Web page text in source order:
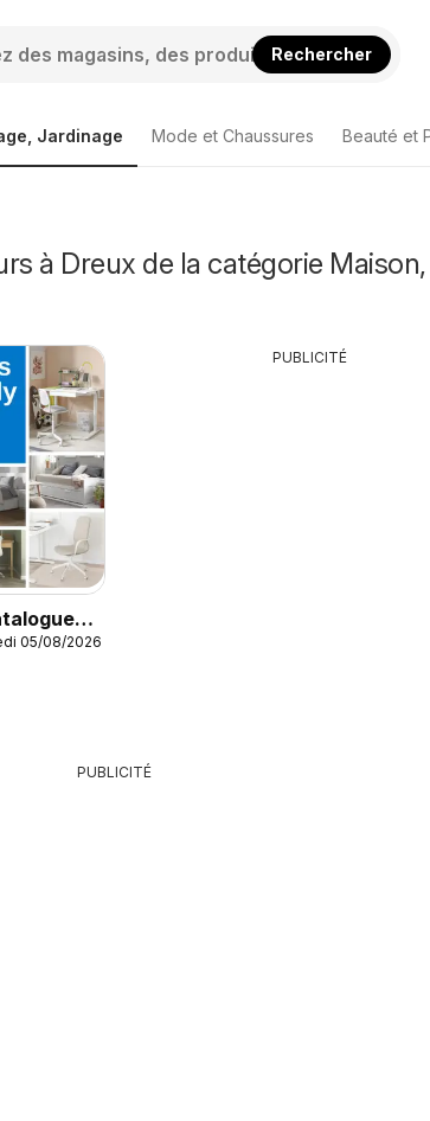
Rechercher
Jardinage Mode et Chaussures Beauté et
à Dreux de la catégorie Maison,
-
05/08/2026
PUBLICITÉ
PUBLICITÉ